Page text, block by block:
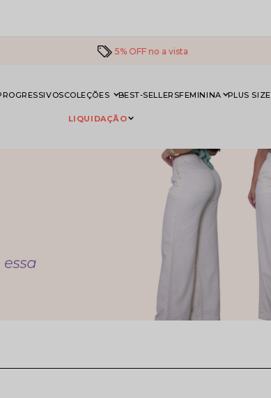
5% OFF no a vista
COLEÇÕES BEST-SELLERSFEMININA PLUS SIZE
LIQUIDAÇÃO
PRODUTOS EM LINHO